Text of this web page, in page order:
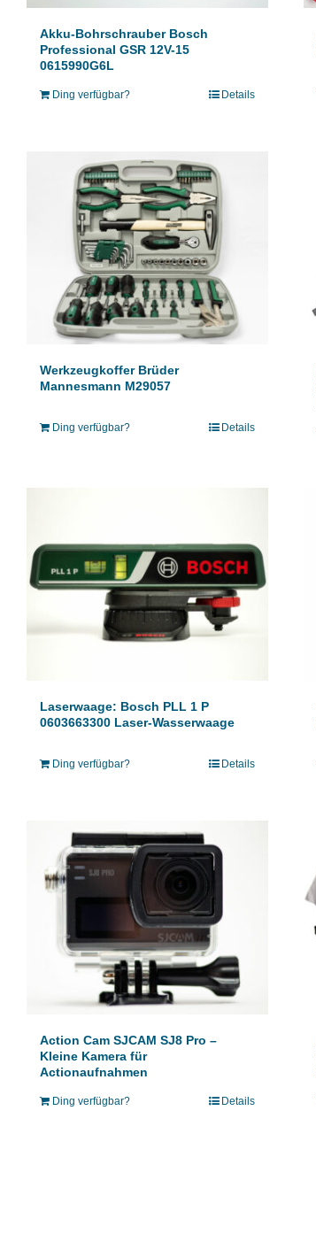
Akku-Bohrschrauber Bosch
Professional GSR 12V-15
0615990G6L
Ding verfügbar? Details
Werkzeugkoffer Brüder
Mannesmann M29057
Ding verfügbar? Details
Laserwaage: Bosch PLL 1 P
0603663300 Laser-Wasserwaage
Ding verfügbar? Details
Action Cam SJCAM SJ8 Pro –
Kleine Kamera für
Actionaufnahmen
Ding verfügbar? Details